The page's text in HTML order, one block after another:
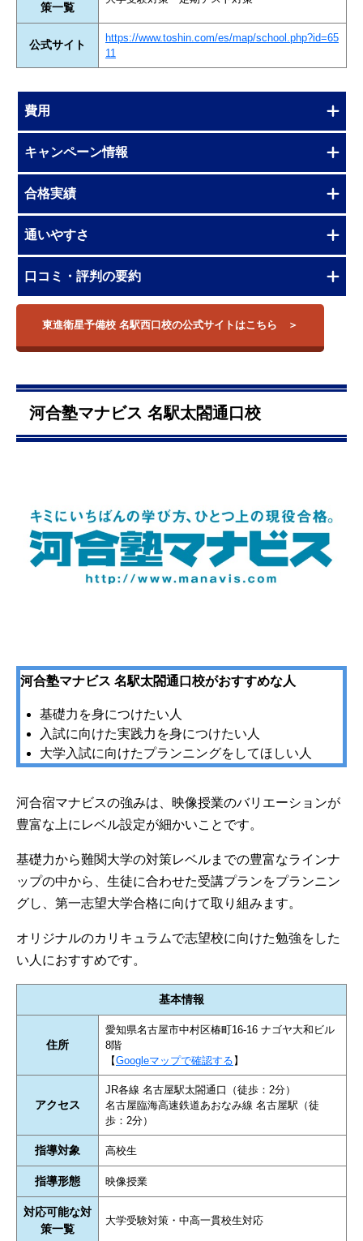
策一覧
公式サイト
https://www.toshin.com/es/map/school.php?id=65
11
費用
キャンペーン情報
合格実績
通いやすさ
口コミ・評判の要約
東進衛星予備校 名駅西口校の公式サイトはこちら
河合塾マナビス 名駅太閤通口校
河合塾マナビス 名駅太閤通口校がおすすめな人
基礎力を身につけたい人
入試に向けた実践力を身につけたい人
大学入試に向けたプランニングをしてほしい人
河合宿マナビスの強みは、映像授業のバリエーションが
豊富な上にレベル設定が細かいことです。
基礎力から難関大学の対策レベルまでの豊富なラインナ
ップの中から、生徒に合わせた受講プランをプランニン
グし、第一志望大学合格に向けて取り組みます。
オリジナルのカリキュラムで志望校に向けた勉強をした
い人におすすめです。
基本情報
住所
愛知県名古屋市中村区椿町16-16 ナゴヤ大和ビル
8階
【Googleマップで確認する】
アクセス
JR各線 名古屋駅太閤通口（徒歩：2分）
名古屋臨海高速鉄道あおなみ線 名古屋駅（徒
歩：2分）
指導対象 高校生
指導形態 映像授業
対応可能な対
策一覧
大学受験対策・中高一貫校生対応